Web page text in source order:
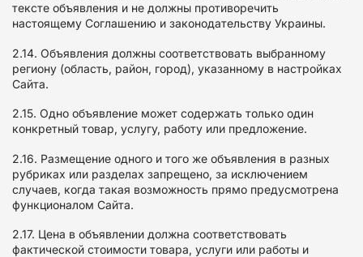
тексте объявления и не должны противоречить
настоящему Соглашению и законодательству Украины.
2.14. Объявления должны соответствовать выбранному
региону (область, район, город), указанному в настройках
Сайта.
2.15. Одно объявление может содержать только один
конкретный товар, услугу, работу или предложение.
2.16. Размещение одного и того же объявления в разных
рубриках или разделах запрещено, за исключением
случаев, когда такая возможность прямо предусмотрена
функционалом Сайта.
2.17. Цена в объявлении должна соответствовать
фактической стоимости товара, услуги или работы и